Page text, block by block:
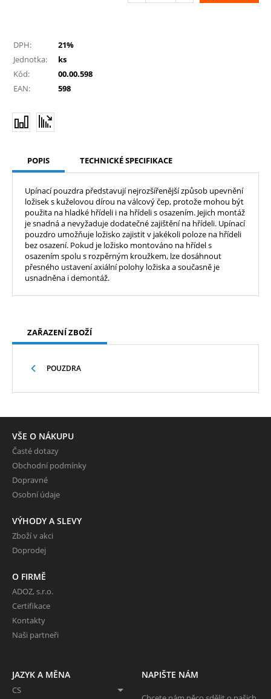
DPH:
21%
Jednotka:
ks
Kód:
00.00.598
EAN:
598
POPIS TECHNICKÉ SPECIFIKACE
Upínací pouzdra představují nejrozšířenější způsob upevnění
ložisek s kuželovou dírou na válcový čep, protože mohou být
použita na hladké hřídeli i na hřídeli s osazením. Jejich montáž
je snadná a nevyžaduje dodatečné zajištění na hřídeli. Upínací
pouzdro umožňuje ložisko zajistit v jakékoli poloze na hřídeli
bez osazení. Pokud je ložisko montováno na hřídel s
osazením spolu s rozpěrným kroužkem, lze dosáhnout
přesného ustavení axiální polohy ložiska a současně je
usnadněna i demontáž.
ZAŘAZENÍ ZBOŽÍ
POUZDRA
VŠE O NÁKUPU
Časté dotazy
Obchodní podmínky
Dopravné
Osobní údaje
VÝHODY A SLEVY
Zboží v akci
Doprodej
O FIRMĚ
ADOZ, s.r.o.
Certifikace
Kontakty
Naši partneři
JAZYK A MĚNA
CS
NAPIŠTE NÁM